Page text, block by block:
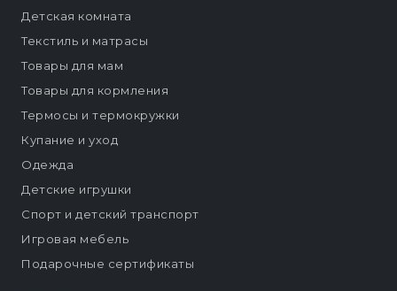
Детская комната
Текстиль и матрасы
Товары для мам
Товары для кормления
Термосы и термокружки
Купание и уход
Одежда
Детские игрушки
Спорт и детский транспорт
Игровая мебель
Подарочные сертификаты